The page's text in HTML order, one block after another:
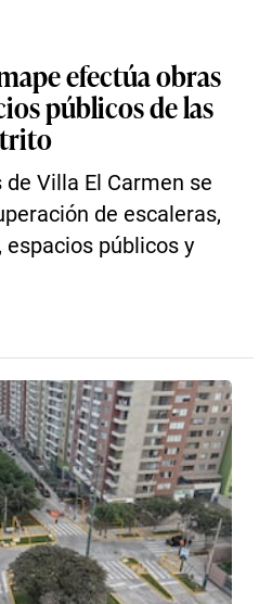
efectúa obras
públicos de las
Villa El Carmen se
de escaleras,
públicos y